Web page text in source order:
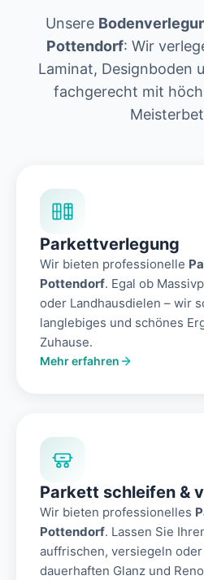
Unsere
Pottendorf: Wir
Laminat, Designboden
fachgerecht mit
Parkettverlegung
Wir bieten professionelle
Pottendorf. Egal ob
oder Landhausdielen – wir
langlebiges und schönes
Zuhause.
Mehr erfahren
Parkett schleifen &
Wir bieten professionelles
Pottendorf. Lassen Sie
auffrischen, versiegeln
dauerhaften Glanz und